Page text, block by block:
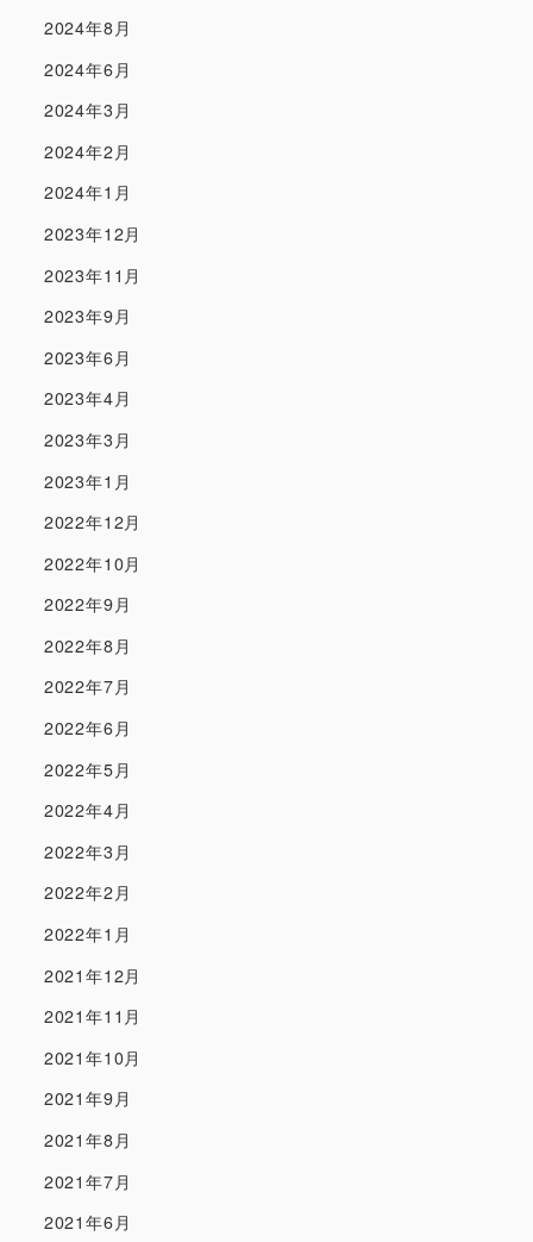
2024年8月
2024年6月
2024年3月
2024年2月
2024年1月
2023年12月
2023年11月
2023年9月
2023年6月
2023年4月
2023年3月
2023年1月
2022年12月
2022年10月
2022年9月
2022年8月
2022年7月
2022年6月
2022年5月
2022年4月
2022年3月
2022年2月
2022年1月
2021年12月
2021年11月
2021年10月
2021年9月
2021年8月
2021年7月
2021年6月